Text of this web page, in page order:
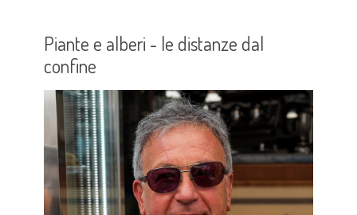
Piante e alberi - le distanze dal
confine